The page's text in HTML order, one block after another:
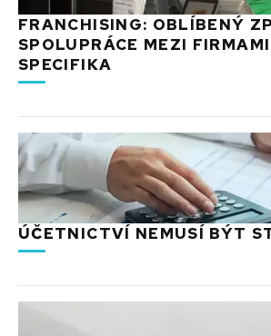
FRANCHISING: OBLÍBENÝ
SPOLUPRÁCE MEZI
SPECIFIKA
ÚČETNICTVÍ NEMUSÍ BÝT